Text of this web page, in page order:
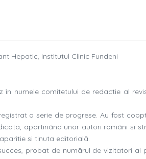
Hepatic, Institutul Clinic Fundeni
numele comitetului de redactie al
o serie de progrese. Au fost
apartinând unor autori români si
si tinuta editorialã.
probat de numãrul de vizitatori al